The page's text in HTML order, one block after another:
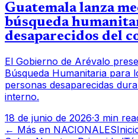
Guatemala lanza
búsqueda
desaparecidos del
El Gobierno de Arévalo
Búsqueda Humanitaria para
personas desaparecidas
interno.
18 de junio de 2026·3 min
← Más en NACIONALES